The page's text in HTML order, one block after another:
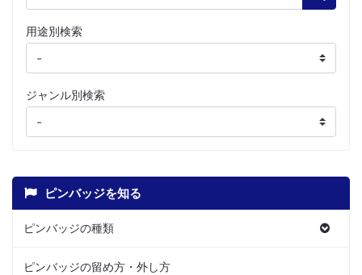
用途別検索
ジャンル別検索
ピンバッジを知る
ピンバッジの種類
ピンバッジの留め方・外し方